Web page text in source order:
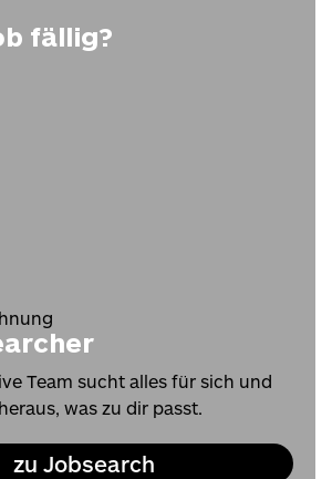
fällig?
Team sucht alles für sich und
was zu dir passt.
zu Jobsearch